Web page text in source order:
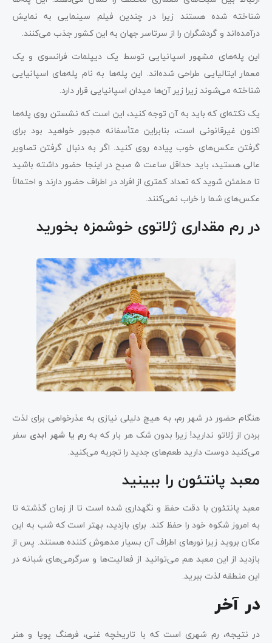
شناخته شده‌ هستند زیرا در چندین فیلم سینمایی به نمایش
درآمده‌اند و گردشگران را از سرتاسر جهان به این کشور جذب می‌کنند.
این پله‌های مشهور اسپانیایی توسط یک دیپلمات فرانسوی و یک
معمار ایتالیایی طراحی شده‌اند. این پله‌ها به نام پله‌های اسپانیایی
شناخته می‌شوند زیرا زیر آن‌ها میدان اسپانیایی قرار دارد.
یک نکته‌ای که باید به آن توجه کنید، این است که نشستن روی پله‌ها
اکنون غیرقانونی است، بنابراین متأسفانه مجبور خواهید بود برای
گرفتن عکس‌های خوب پیاده‌ روی کنید. اگر به دنبال گرفتن تصاویر
عالی هستید، باید حداقل ساعت ۵ صبح در اینجا حضور داشته باشید
تا مطمئن شوید که تعداد کمتری از افراد در اطراف حضور دارند و احتمالاً
عکس‌های شما را خراب نمی‌کنند.
در رم مقداری ژلاتوی خوشمزه بخورید
هنگام حضور در شهر رم، به هیچ دلیلی نیازی به عذرخواهی برای لذت
بردن از ژلاتو ندارید! زیرا بدون شک هر بار که بهرم یا شهر ابدی سفر
می‌کنید دوست دارید طعم‌های جدید را تجربه می‌کنید.
معبد پانتئون را ببینید
معبد پانتئون با دقت حفظ و نگهداری شده است تا از زمان گذشته تا
به امروز شکوه خود را حفظ کند. برای بازدید، بهتر است که شب به این
مکان بروید زیرا نورهای اطراف آن بسیار مدهوش ‌کننده هستند. پس از
بازدید از این معبد هم می‌توانید از فعالیت‌ها و سرگرمی‌های شبانه در
این منطقه لذت ببرید.
در آخر
در نتیجه، رم شهری است که با تاریخچه غنی، فرهنگ پویا و هنر